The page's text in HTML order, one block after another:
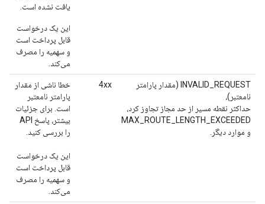
یافت نشده است.
این یک درخواست
قابل پرداخت است
و سهمیه را مصرف
می‌کند.
INVALID_REQUEST (مقدار پارامتر
نامعتبر)،
حداکثر نقطه مسیر از حد مجاز تجاوز کرد،
MAX_ROUTE_LENGTH_EXCEEDED
و موارد دیگر.
4xx
خطا ناشی از مقدار
پارامتر نامعتبر
است. برای جزئیات
بیشتر، پاسخ API
را بررسی کنید.
این یک درخواست
قابل پرداخت است
و سهمیه را مصرف
می‌کند.